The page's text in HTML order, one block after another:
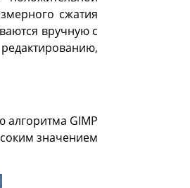
сжатия
вручную с
GIMP
значением